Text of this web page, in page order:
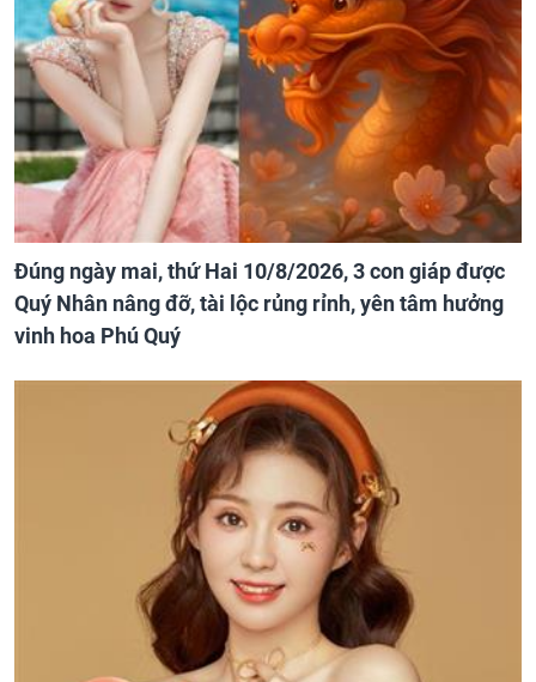
Đúng ngày mai, thứ Hai 10/8/2026, 3 con giáp được
Quý Nhân nâng đỡ, tài lộc rủng rỉnh, yên tâm hưởng
vinh hoa Phú Quý